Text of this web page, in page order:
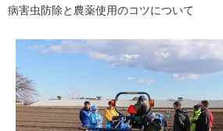
病害虫防除と農薬使用のコツについて